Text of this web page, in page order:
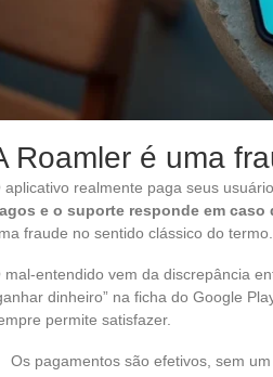
Roamler é uma
aplicativo realmente paga seus
e o suporte responde em caso
fraude no sentido clássico do termo.
mal-entendido vem da discrepância
dinheiro” na ficha do Google
permite satisfazer.
Os pagamentos são efetivos, sem